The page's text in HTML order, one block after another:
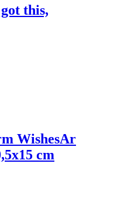
this,
WishesAr
cm